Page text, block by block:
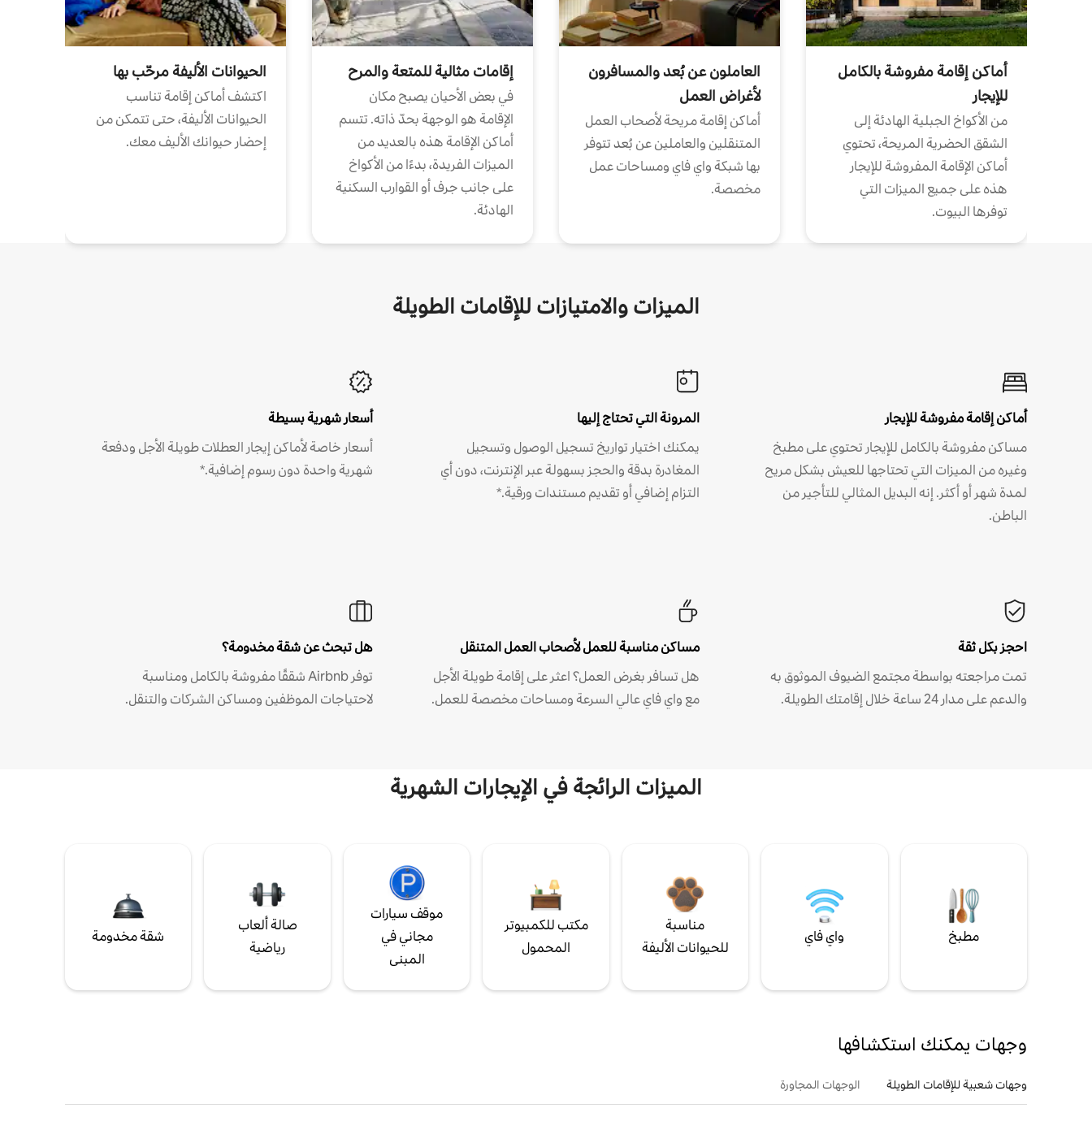
أماكن إقامة مفروشة بالكامل
للإيجار
من الأكواخ الجبلية الهادئة إلى
الشقق الحضرية المريحة، تحتوي
أماكن الإقامة المفروشة للإيجار
هذه على جميع الميزات التي
توفرها البيوت.
العاملون عن بُعد والمسافرون
لأغراض العمل
أماكن إقامة مريحة لأصحاب العمل
المتنقلين والعاملين عن بُعد تتوفر
بها شبكة واي فاي ومساحات عمل
مخصصة.
إقامات مثالية للمتعة والمرح
في بعض الأحيان يصبح مكان
الإقامة هو الوجهة بحدّ ذاته. تتسم
أماكن الإقامة هذه بالعديد من
الميزات الفريدة، بدءًا من الأكواخ
على جانب جرف أو القوارب السكنية
الهادئة.
الحيوانات الأليفة مرحّب بها
اكتشف أماكن إقامة تناسب
الحيوانات الأليفة، حتى تتمكن من
إحضار حيوانك الأليف معك.
الميزات والامتيازات للإقامات الطويلة
أماكن إقامة مفروشة للإيجار
مساكن مفروشة بالكامل للإيجار تحتوي على مطبخ
وغيره من الميزات التي تحتاجها للعيش بشكل مريح
لمدة شهر أو أكثر. إنه البديل المثالي للتأجير من
الباطن.
المرونة التي تحتاج إليها
يمكنك اختيار تواريخ تسجيل الوصول وتسجيل
المغادرة بدقة والحجز بسهولة عبر الإنترنت، دون أي
التزام إضافي أو تقديم مستندات ورقية.*
أسعار شهرية بسيطة
أسعار خاصة لأماكن إيجار العطلات طويلة الأجل ودفعة
شهرية واحدة دون رسوم إضافية.*
احجز بكل ثقة
تمت مراجعته بواسطة مجتمع الضيوف الموثوق به
والدعم على مدار 24 ساعة خلال إقامتك الطويلة.
مساكن مناسبة للعمل لأصحاب العمل المتنقل
هل تسافر بغرض العمل؟ اعثر على إقامة طويلة الأجل
مع واي فاي عالي السرعة ومساحات مخصصة للعمل.
هل تبحث عن شقة مخدومة؟
توفر Airbnb شققًا مفروشة بالكامل ومناسبة
لاحتياجات الموظفين ومساكن الشركات والتنقل.
الميزات الرائجة في الإيجارات الشهرية
مطبخ واي فاي
مناسبة
للحيوانات الأليفة
مكتب للكمبيوتر
المحمول
موقف سيارات
مجاني في
المبنى
صالة ألعاب
رياضية
شقة مخدومة
وجهات يمكنك استكشافها
وجهات شعبية للإقامات الطويلة الوجهات المجاورة